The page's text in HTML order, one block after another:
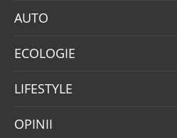
AUTO
ECOLOGIE
LIFESTYLE
OPINII